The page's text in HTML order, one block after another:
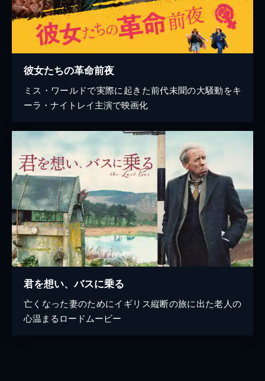
彼女たちの革命前夜
ミス・ワールドで実際に起きた前代未聞の大騒動をキ
ーラ・ナイトレイ主演で映画化
君を想い、バスに乗る
亡くなった妻のためにイギリス縦断の旅に出た老人の
心温まるロードムービー